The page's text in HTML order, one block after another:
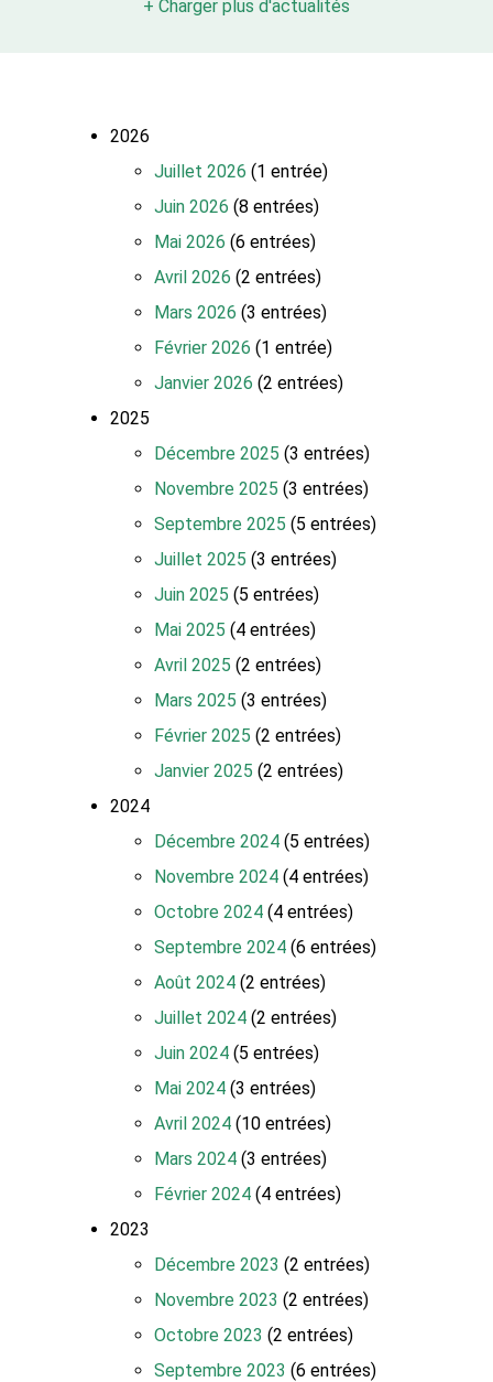
+ Charger plus d'actualités
2026
Juillet 2026 (1 entrée)
Juin 2026 (8 entrées)
Mai 2026 (6 entrées)
Avril 2026 (2 entrées)
Mars 2026 (3 entrées)
Février 2026 (1 entrée)
Janvier 2026 (2 entrées)
2025
Décembre 2025 (3 entrées)
Novembre 2025 (3 entrées)
Septembre 2025 (5 entrées)
Juillet 2025 (3 entrées)
Juin 2025 (5 entrées)
Mai 2025 (4 entrées)
Avril 2025 (2 entrées)
Mars 2025 (3 entrées)
Février 2025 (2 entrées)
Janvier 2025 (2 entrées)
2024
Décembre 2024 (5 entrées)
Novembre 2024 (4 entrées)
Octobre 2024 (4 entrées)
Septembre 2024 (6 entrées)
Août 2024 (2 entrées)
Juillet 2024 (2 entrées)
Juin 2024 (5 entrées)
Mai 2024 (3 entrées)
Avril 2024 (10 entrées)
Mars 2024 (3 entrées)
Février 2024 (4 entrées)
2023
Décembre 2023 (2 entrées)
Novembre 2023 (2 entrées)
Octobre 2023 (2 entrées)
Septembre 2023 (6 entrées)